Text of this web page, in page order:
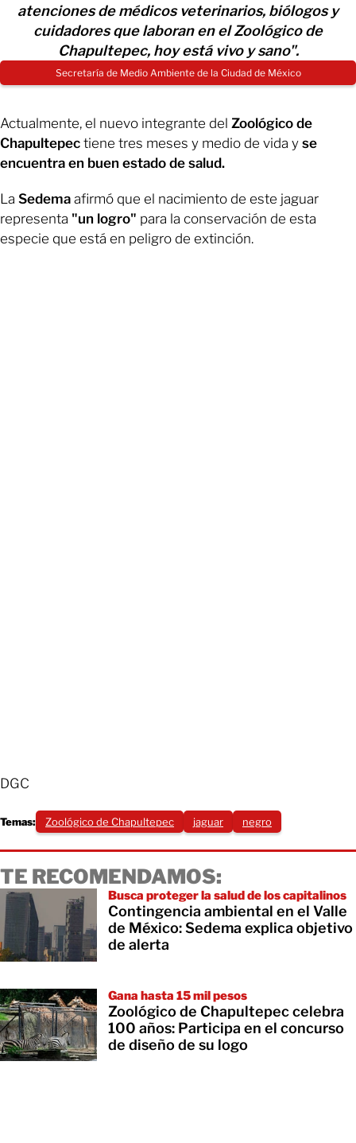
atenciones de médicos veterinarios, biólogos y
cuidadores que laboran en el Zoológico de
Chapultepec, hoy está vivo y sano".
Secretaría de Medio Ambiente de la Ciudad de México
Actualmente, el nuevo integrante del Zoológico de
Chapultepec tiene tres meses y medio de vida y se
encuentra en buen estado de salud.
La Sedema afirmó que el nacimiento de este jaguar
representa "un logro" para la conservación de esta
especie que está en peligro de extinción.
DGC
Temas: Zoológico de Chapultepec jaguar negro
TE RECOMENDAMOS:
Busca proteger la salud de los capitalinos
Contingencia ambiental en el Valle
de México: Sedema explica objetivo
de alerta
Gana hasta 15 mil pesos
Zoológico de Chapultepec celebra
100 años: Participa en el concurso
de diseño de su logo